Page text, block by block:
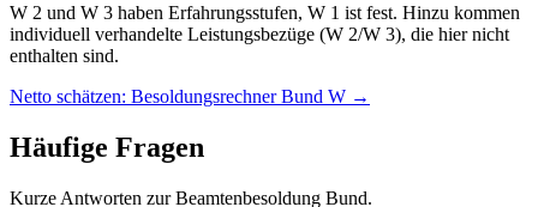
W 2 und W 3 haben Erfahrungsstufen, W 1 ist fest. Hinzu kommen
individuell verhandelte Leistungsbezüge (W 2/W 3), die hier nicht
enthalten sind.
Netto schätzen: Besoldungsrechner Bund W →
Häufige Fragen
Kurze Antworten zur Beamtenbesoldung Bund.